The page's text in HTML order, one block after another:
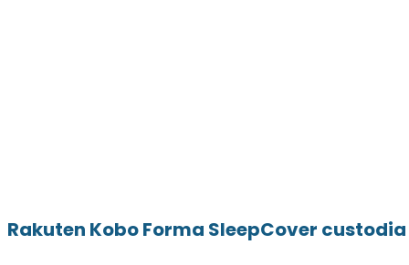
Rakuten Kobo Forma SleepCover